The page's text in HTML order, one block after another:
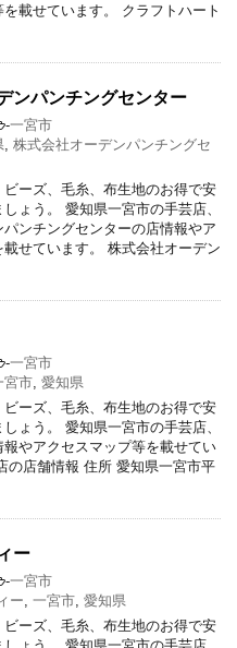
載せています。 クラフトハート
ンパンチングセンター
-一宮市
株式会社オーデンパンチングセ
ーズ、毛糸、布生地のお得で安
ょう。 愛知県一宮市の手芸店、
ンチングセンターの店情報やア
せています。 株式会社オーデン
-一宮市
宮市 愛知県
ーズ、毛糸、布生地のお得で安
ょう。 愛知県一宮市の手芸店、
やアクセスマップ等を載せてい
の店舗情報 住所 愛知県一宮市平
ー
-一宮市
ー 一宮市 愛知県
ーズ、毛糸、布生地のお得で安